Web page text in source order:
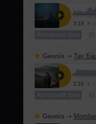
3:19
Авторский трек
Geonis ➝ Тау
2:19
Авторский трек
Geonis ➝